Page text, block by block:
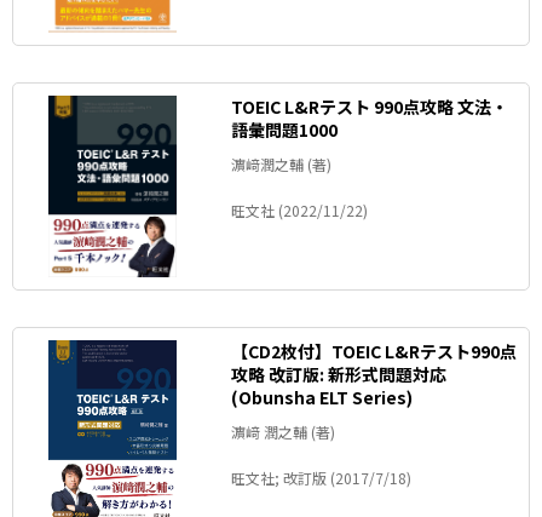
TOEIC L&Rテスト 990点攻略 文法・
語彙問題1000
濵﨑潤之輔 (著)
旺文社 (2022/11/22)
【CD2枚付】TOEIC L&Rテスト990点
攻略 改訂版: 新形式問題対応
(Obunsha ELT Series)
濵﨑 潤之輔 (著)
旺文社; 改訂版 (2017/7/18)